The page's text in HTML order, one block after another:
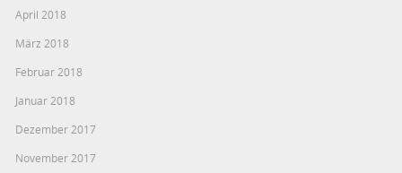
April 2018
März 2018
Februar 2018
Januar 2018
Dezember 2017
November 2017